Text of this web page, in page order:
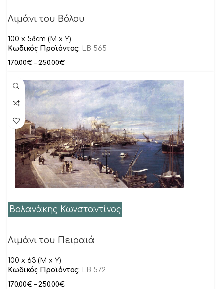
Λιμάνι του Βόλου
100 x 58cm (M x Y)
Κωδικός Προϊόντος: LB 565
170.00€ – 250.00€
Βολανάκης Κωνσταντίνος
Λιμάνι του Πειραιά
100 x 63 (M x Y)
Κωδικός Προϊόντος: LB 572
170.00€ – 250.00€